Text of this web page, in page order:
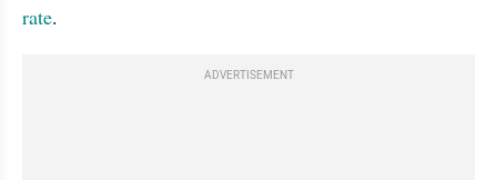
rate.
ADVERTISEMENT